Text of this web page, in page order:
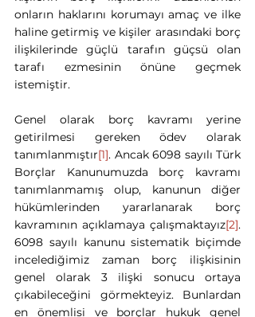
onların haklarını korumayı amaç ve ilke
haline getirmiş ve kişiler arasındaki borç
ilişkilerinde güçlü tarafın güçsü olan
tarafı ezmesinin önüne geçmek
istemiştir.
Genel olarak borç kavramı yerine
getirilmesi gereken ödev olarak
tanımlanmıştır[1]. Ancak 6098 sayılı Türk
Borçlar Kanunumuzda borç kavramı
tanımlanmamış olup, kanunun diğer
hükümlerinden yararlanarak borç
kavramının açıklamaya çalışmaktayız[2].
6098 sayılı kanunu sistematik biçimde
incelediğimiz zaman borç ilişkisinin
genel olarak 3 ilişki sonucu ortaya
çıkabileceğini görmekteyiz. Bunlardan
en önemlisi ve borçlar hukuk genel